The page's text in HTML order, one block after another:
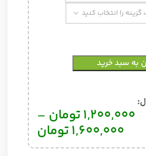
به سبد خرید
1,200,000تومان –
1,600,000تومان